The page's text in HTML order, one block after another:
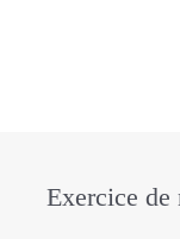
Exercice